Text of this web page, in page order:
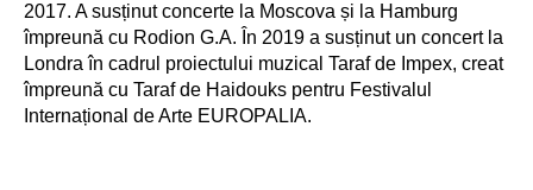
2017. A susținut concerte la Moscova și la Hamburg
împreună cu Rodion G.A. În 2019 a susținut un concert la
Londra în cadrul proiectului muzical Taraf de Impex, creat
împreună cu Taraf de Haidouks pentru Festivalul
Internațional de Arte EUROPALIA.